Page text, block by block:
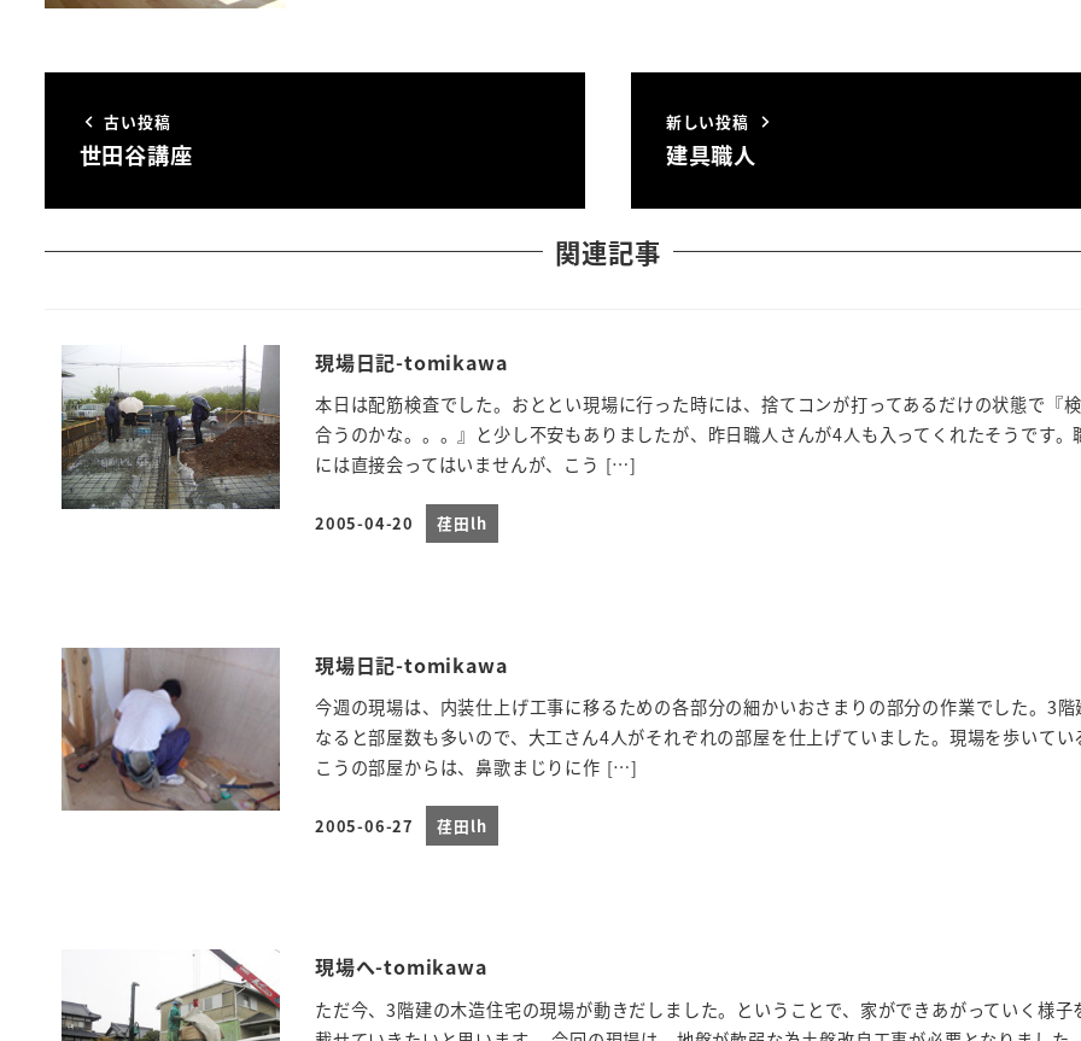
古い投稿
世田谷講座
新しい投稿
建具職人
関連記事
現場日記-tomikawa
本日は配筋検査でした。おととい現場に行った時には、捨てコンが打ってあるだけの状態で『
合うのかな。。。』と少し不安もありましたが、昨日職人さんが4人も入ってくれたそうです。
には直接会ってはいませんが、こう […]
投稿日
2005-04-20 荏田lh
現場日記-tomikawa
今週の現場は、内装仕上げ工事に移るための各部分の細かいおさまりの部分の作業でした。3階
なると部屋数も多いので、大工さん4人がそれぞれの部屋を仕上げていました。現場を歩いてい
こうの部屋からは、鼻歌まじりに作 […]
投稿日
2005-06-27 荏田lh
現場へ-tomikawa
ただ今、3階建の木造住宅の現場が動きだしました。ということで、家ができあがっていく様子